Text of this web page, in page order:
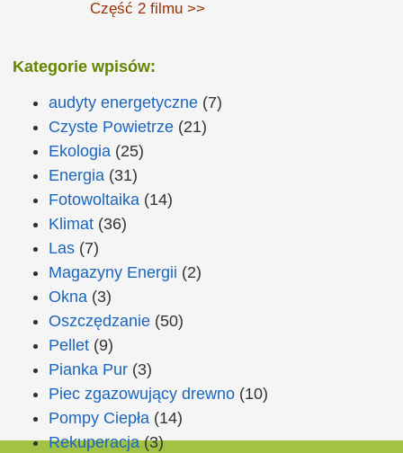
Część 2 filmu >>
Kategorie wpisów:
audyty energetyczne (7)
Czyste Powietrze (21)
Ekologia (25)
Energia (31)
Fotowoltaika (14)
Klimat (36)
Las (7)
Magazyny Energii (2)
Okna (3)
Oszczędzanie (50)
Pellet (9)
Pianka Pur (3)
Piec zgazowujący drewno (10)
Pompy Ciepła (14)
Rekuperacja(3)